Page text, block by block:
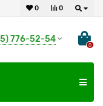
0
0
776-52-54
0